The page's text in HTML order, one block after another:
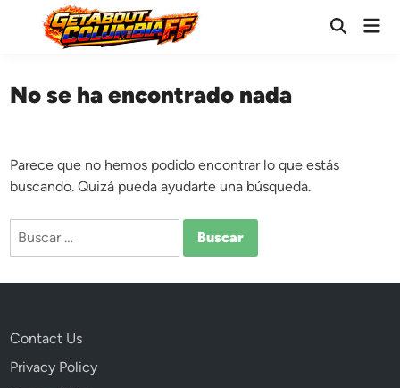
contenido
Abrir
No se ha encontrado nada
Parece que no hemos podido encontrar lo que estás
buscando. Quizá pueda ayudarte una búsqueda.
Buscar:
Contact Us
Privacy Policy